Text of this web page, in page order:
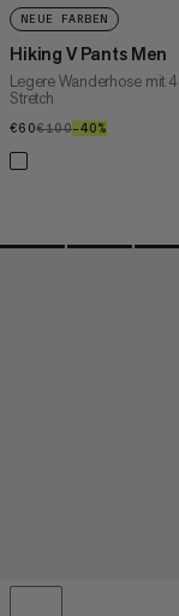
NEUE FARBEN
Hiking V Pants Men
Legere Wanderhose mit
Stretch
€60€60
€100€100
–40%